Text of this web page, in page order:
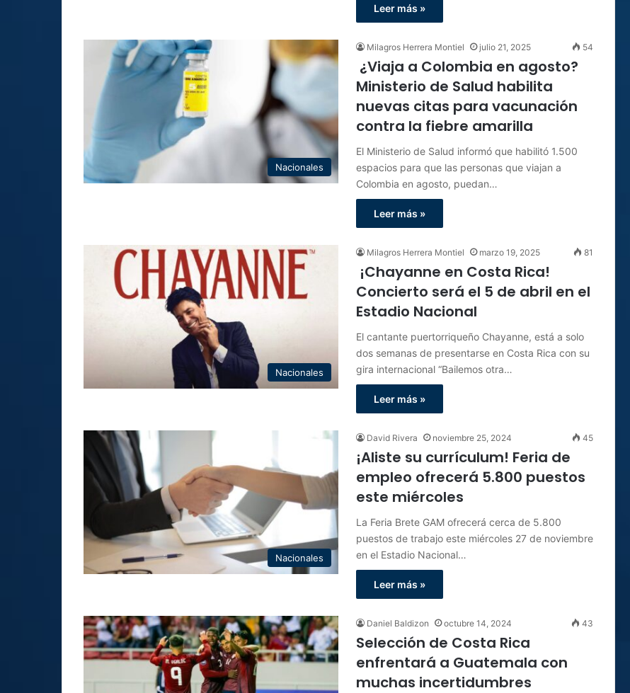
Leer más »
Nacionales
Milagros Herrera Montiel julio 21, 2025 54
¿Viaja a Colombia en agosto?
Ministerio de Salud habilita
nuevas citas para vacunación
contra la fiebre amarilla
El Ministerio de Salud informó que habilitó 1.500
espacios para que las personas que viajan a
Colombia en agosto, puedan…
Leer más »
Nacionales
Milagros Herrera Montiel marzo 19, 2025 81
¡Chayanne en Costa Rica!
Concierto será el 5 de abril en el
Estadio Nacional
El cantante puertorriqueño Chayanne, está a solo
dos semanas de presentarse en Costa Rica con su
gira internacional “Bailemos otra…
Leer más »
Nacionales
David Rivera noviembre 25, 2024 45
¡Aliste su currículum! Feria de
empleo ofrecerá 5.800 puestos
este miércoles
La Feria Brete GAM ofrecerá cerca de 5.800
puestos de trabajo este miércoles 27 de noviembre
en el Estadio Nacional…
Leer más »
Daniel Baldizon octubre 14, 2024 43
Selección de Costa Rica
enfrentará a Guatemala con
muchas incertidumbres